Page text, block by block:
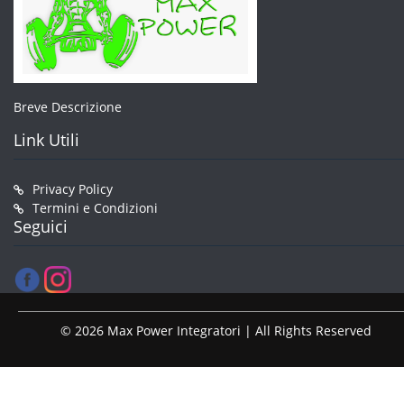
Breve Descrizione
Link Utili
Privacy Policy
Termini e Condizioni
Seguici
© 2026 Max Power Integratori | All Rights Reserved